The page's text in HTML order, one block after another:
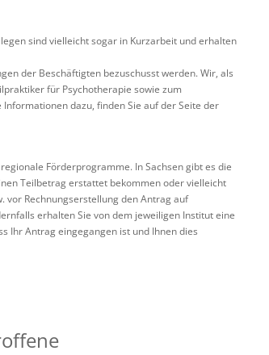
sind vielleicht sogar in Kurzarbeit und erhalten
der Beschäftigten bezuschusst werden. Wir, als
für Psychotherapie sowie zum
dazu, finden Sie auf der Seite der
Förderprogramme. In Sachsen gibt es die
Teilbetrag erstattet bekommen oder vielleicht
vor Rechnungserstellung den Antrag auf
erhalten Sie von dem jeweiligen Institut eine
Ihr Antrag eingegangen ist und Ihnen dies